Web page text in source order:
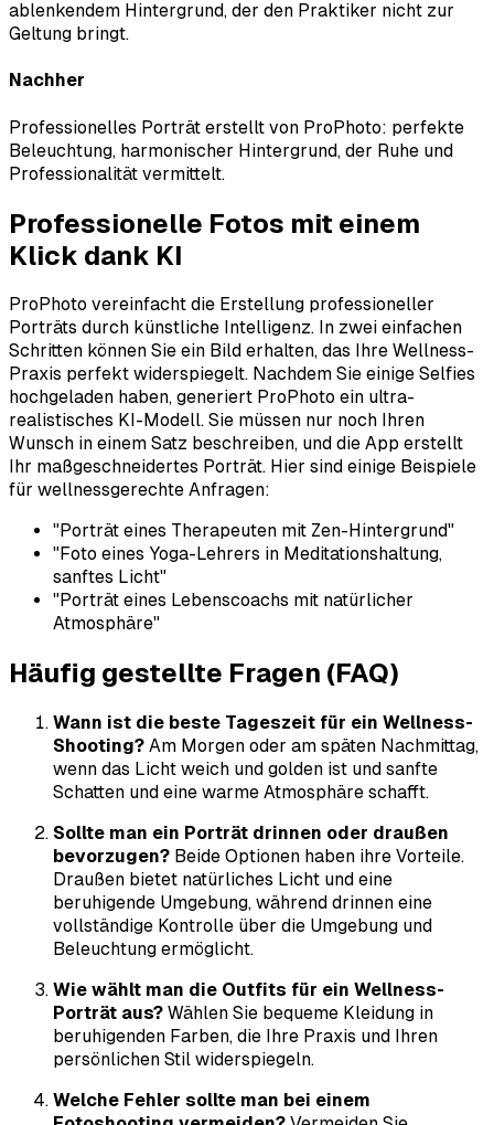
ablenkendem Hintergrund, der den Praktiker nicht zur
Geltung bringt.
Nachher
Professionelles Porträt erstellt von ProPhoto: perfekte
Beleuchtung, harmonischer Hintergrund, der Ruhe und
Professionalität vermittelt.
Professionelle Fotos mit einem
Klick dank KI
ProPhoto vereinfacht die Erstellung professioneller
Porträts durch künstliche Intelligenz. In zwei einfachen
Schritten können Sie ein Bild erhalten, das Ihre Wellness-
Praxis perfekt widerspiegelt. Nachdem Sie einige Selfies
hochgeladen haben, generiert ProPhoto ein ultra-
realistisches KI-Modell. Sie müssen nur noch Ihren
Wunsch in einem Satz beschreiben, und die App erstellt
Ihr maßgeschneidertes Porträt. Hier sind einige Beispiele
für wellnessgerechte Anfragen:
"Porträt eines Therapeuten mit Zen-Hintergrund"
"Foto eines Yoga-Lehrers in Meditationshaltung,
sanftes Licht"
"Porträt eines Lebenscoachs mit natürlicher
Atmosphäre"
Häufig gestellte Fragen (FAQ)
Wann ist die beste Tageszeit für ein Wellness-
Shooting? Am Morgen oder am späten Nachmittag,
wenn das Licht weich und golden ist und sanfte
Schatten und eine warme Atmosphäre schafft.
Sollte man ein Porträt drinnen oder draußen
bevorzugen? Beide Optionen haben ihre Vorteile.
Draußen bietet natürliches Licht und eine
beruhigende Umgebung, während drinnen eine
vollständige Kontrolle über die Umgebung und
Beleuchtung ermöglicht.
Wie wählt man die Outfits für ein Wellness-
Porträt aus? Wählen Sie bequeme Kleidung in
beruhigenden Farben, die Ihre Praxis und Ihren
persönlichen Stil widerspiegeln.
Welche Fehler sollte man bei einem